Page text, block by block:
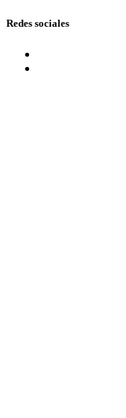
Redes sociales